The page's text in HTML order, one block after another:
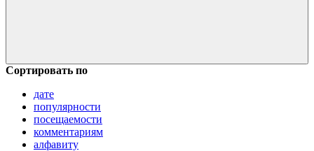
Сортировать по
дате
популярности
посещаемости
комментариям
алфавиту